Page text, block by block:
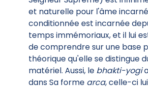
et naturelle pour l'âme
conditionnée est incarnée
temps immémoriaux, et il lui
de comprendre sur une base
théorique qu'elle se distingue
matériel. Aussi, le bhakti-yogi
dans Sa forme arca, celle-ci